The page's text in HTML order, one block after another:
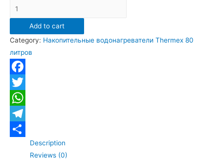
THERMEX
IF
V
(pro)
quantity
Add to cart
Category: Накопительные водонагреватели Thermex 80
литров
Facebook
Twitter
WhatsApp
Telegram
ОтправитьDescription
Reviews (0)